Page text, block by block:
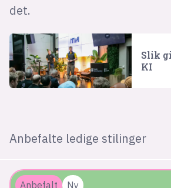
det.
Slik
KI
Anbefalte ledige stilinger
Anbefalt Ny